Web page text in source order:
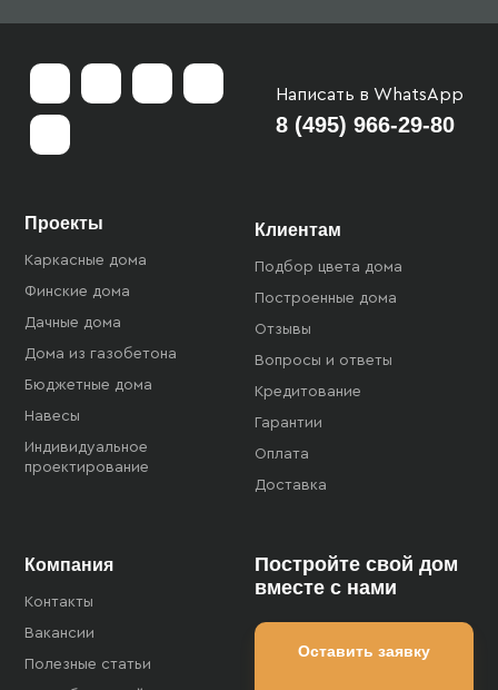
Написать в WhatsApp
8 (495) 966-29-80
Проекты
Каркасные дома
Финские дома
Дачные дома
Дома из газобетона
Бюджетные дома
Навесы
Индивидуальное
проектирование
Клиентам
Подбор цвета дома
Построенные дома
Отзывы
Вопросы и ответы
Кредитование
Гарантии
Оплата
Доставка
Компания
Контакты
Вакансии
Полезные статьи
Постройте свой дом
вместе с нами
Оставить заявку